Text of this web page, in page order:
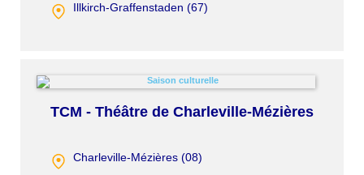
Illkirch-Graffenstaden (67)
TCM - Théâtre de Charleville-Mézières
Charleville-Mézières (08)